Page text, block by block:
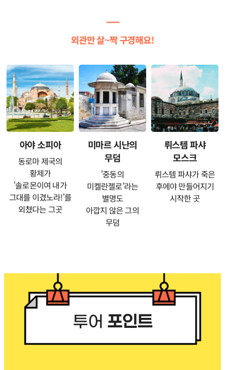
ㅡ
외관만 살~짝 구경해요!
아야 소피아
동로마 제국의
황제가
'솔로몬이여 내가
그대를 이겼노라!'를
외쳤다는 그곳
미마르 시난의
무덤
'중동의
미켈란젤로'라는
별명도
아깝지 않은 그의
무덤
뤼스템 파샤
모스크
뤼스템 파샤가 죽은
후에야 만들어지기
시작한 곳
투어 포인트